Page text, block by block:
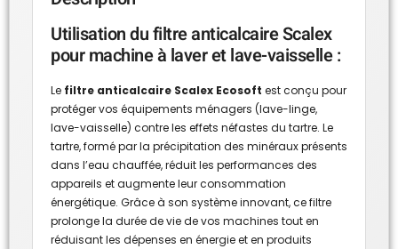
Utilisation du filtre anticalcaire Scalex
pour machine à laver et lave-vaisselle :
Le filtre anticalcaire Scalex Ecosoft est conçu pour
protéger vos équipements ménagers (lave-linge,
lave-vaisselle) contre les effets néfastes du tartre. Le
tartre, formé par la précipitation des minéraux présents
dans l’eau chauffée, réduit les performances des
appareils et augmente leur consommation
énergétique. Grâce à son système innovant, ce filtre
prolonge la durée de vie de vos machines tout en
réduisant les dépenses en énergie et en produits